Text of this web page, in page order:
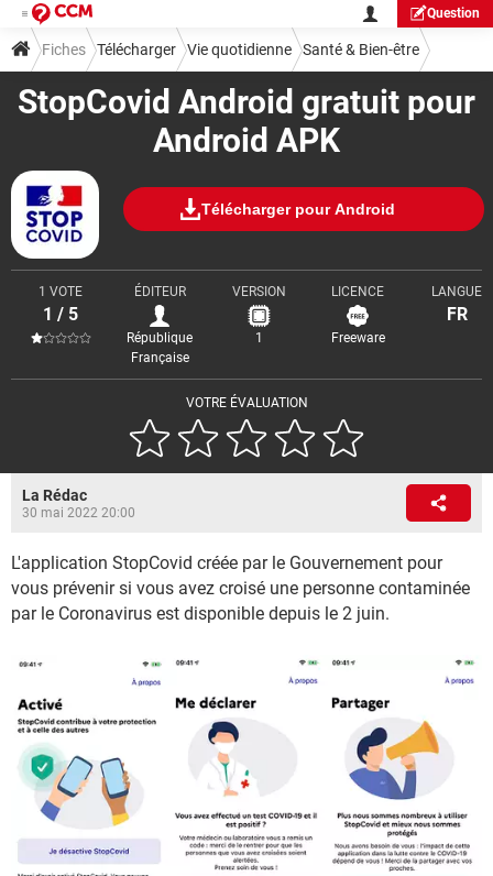
Question
StopCovid Android gratuit pour
Android APK
Télécharger pour Android
VOTRE ÉVALUATION
1 VOTE
1 / 5
ÉDITEUR
République
Française
VERSION
1
LICENCE
Freeware
LANGUE
FR
Fiches Télécharger Vie quotidienne Santé & Bien-être
La Rédac
30 mai 2022 20:00
L'application StopCovid créée par le Gouvernement pour
vous prévenir si vous avez croisé une personne contaminée
par le Coronavirus est disponible depuis le 2 juin.